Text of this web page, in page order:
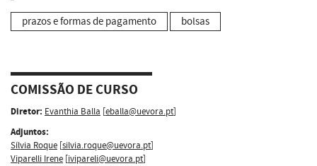
prazos e formas de pagamento bolsas
COMISSÃO DE CURSO
Diretor: Evanthia Balla [eballa@uevora.pt]
Adjuntos:
Sílvia Roque [silvia.roque@uevora.pt]
Viparelli Irene [ivipareli@uevora.pt]